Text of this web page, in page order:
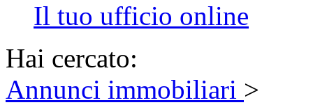
Il tuo ufficio online
Hai cercato:
Annunci immobiliari >